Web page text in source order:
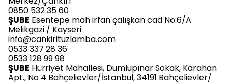
0850 532 35 60
ŞUBE Esentepe mah irfan çalışkan cad No:6/A
Melikgazi / Kayseri
info@cankirituzlamba.com
0533 337 28 36
0533 128 99 98
ŞUBE Hürriyet Mahallesi, Dumlupınar Sokak, Karahan
Apt., No 4 Bahçelievler/İstanbul, 34191 Bahçelievler/